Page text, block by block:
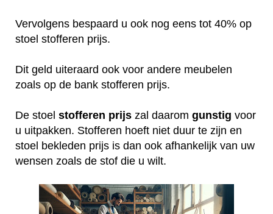
Vervolgens bespaard u ook nog eens tot 40% op
stoel stofferen prijs.
Dit geld uiteraard ook voor andere meubelen
zoals op de bank stofferen prijs.
De stoel stofferen prijs zal daarom gunstig voor
u uitpakken. Stofferen hoeft niet duur te zijn en
stoel bekleden prijs is dan ook afhankelijk van uw
wensen zoals de stof die u wilt.